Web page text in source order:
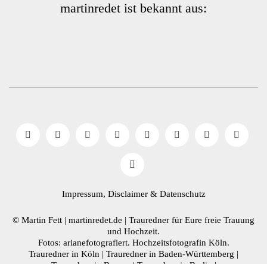
martinredet ist bekannt aus:
Impressum, Disclaimer & Datenschutz
© Martin Fett | martinredet.de | Trauredner für Eure freie Trauung
und Hochzeit.
Fotos: arianefotografiert. Hochzeitsfotografin Köln.
Trauredner in Köln | Trauredner in Baden-Württemberg |